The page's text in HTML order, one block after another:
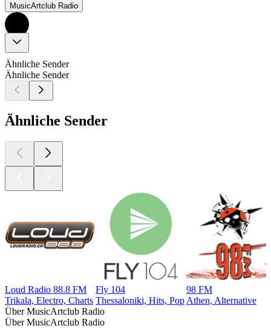
MusicArtclub Radio
Ähnliche Sender
Ähnliche Sender
Ähnliche Sender
Loud Radio 88.8 FM
Trikala, Electro, Charts
Fly 104
Thessaloniki, Hits, Pop
98 FM
Athen, Alternative
Über MusicArtclub Radio
Über MusicArtclub Radio